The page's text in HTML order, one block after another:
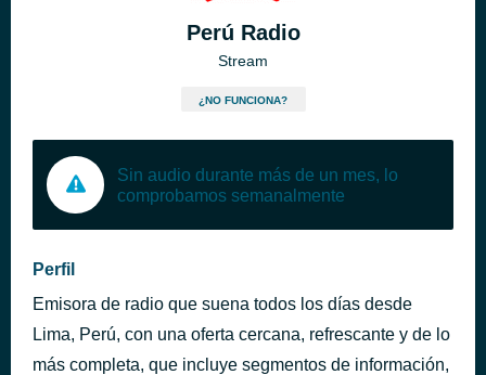
Perú Radio
Stream
¿NO FUNCIONA?
Sin audio durante más de un mes, lo
comprobamos semanalmente
Perfil
Emisora de radio que suena todos los días desde
Lima, Perú, con una oferta cercana, refrescante y de lo
más completa, que incluye segmentos de información,